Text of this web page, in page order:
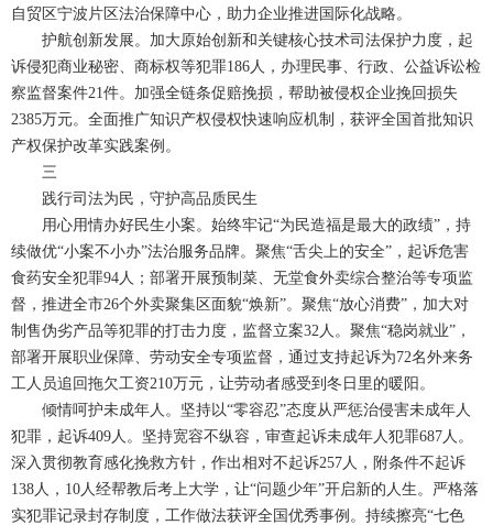
自贸区宁波片区法治保障中心，助力企业推进国际化战略。
护航创新发展。加大原始创新和关键核心技术司法保护力度，起
诉侵犯商业秘密、商标权等犯罪186人，办理民事、行政、公益诉讼检
察监督案件21件。加强全链条促赔挽损，帮助被侵权企业挽回损失
2385万元。全面推广知识产权侵权快速响应机制，获评全国首批知识
产权保护改革实践案例。
三
践行司法为民，守护高品质民生
用心用情办好民生小案。始终牢记“为民造福是最大的政绩”，持
续做优“小案不小办”法治服务品牌。聚焦“舌尖上的安全”，起诉危害
食药安全犯罪94人；部署开展预制菜、无堂食外卖综合整治等专项监
督，推进全市26个外卖聚集区面貌“焕新”。聚焦“放心消费”，加大对
制售伪劣产品等犯罪的打击力度，监督立案32人。聚焦“稳岗就业”，
部署开展职业保障、劳动安全专项监督，通过支持起诉为72名外来务
工人员追回拖欠工资210万元，让劳动者感受到冬日里的暖阳。
倾情呵护未成年人。坚持以“零容忍”态度从严惩治侵害未成年人
犯罪，起诉409人。坚持宽容不纵容，审查起诉未成年人犯罪687人。
深入贯彻教育感化挽救方针，作出相对不起诉257人，附条件不起诉
138人，10人经帮教后考上大学，让“问题少年”开启新的人生。严格落
实犯罪记录封存制度，工作做法获评全国优秀事例。持续擦亮“七色